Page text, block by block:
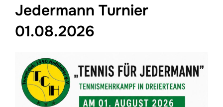
Jedermann Turnier
01.08.2026